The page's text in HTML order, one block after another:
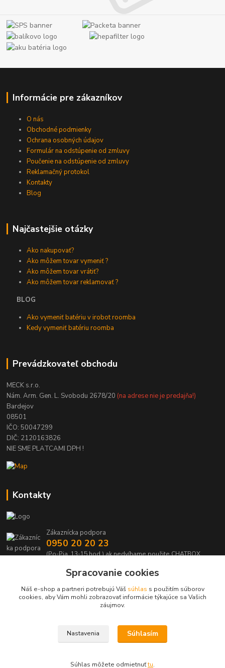
Informácie pre zákazníkov
O nás
Obchodné podmienky
Ochrana osobných údajov
Formulár na odstúpenie od zmluvy
Poučenie na odstúpenie od zmluvy
Reklamačný protokol
Kontakty
Blog
Najčastejšie otázky
Ako nakupovať?
Ako môžem tovar vymeniť ?
Ako môžem tovar vrátiť?
Ako môžem tovar reklamovať ?
BLOG
Ako vymeniť batériu v irobot roomba
Kedy vymeniť batériu roomba
Prevádzkovateľ obchodu
MECK s.r.o.
Nám. Arm. Gen. L. Svobodu 2678/20 (na adrese nie je predajňa!)
Bardejov
08501
IČO: 50047299
DIČ: 2120163826
NIE SME PLATCAMI DPH !
Kontakty
Zákaznícka podpora
0950 20 20 23
(Po-Pia, 13-15 hod.) ak nedvíhame použite CHATBOX
info@kabelmanie.sk
Upravit sběr cookies.
Spracovanie cookies
Náš e-shop a partneri potrebujú Váš súhlas s použitím súborov
cookies, aby Vám mohli zobrazovať informácie týkajúce sa Vašich
záujmov.
Nastavenia Súhlasím
Súhlas môžete odmietnuťtu.